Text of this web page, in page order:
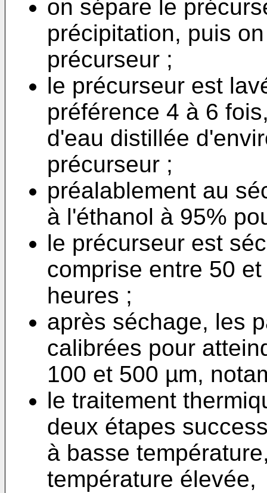
on sépare le
précipitation, puis
précurseur ;
le précurseur est
préférence 4 à 6
d'eau distillée
précurseur ;
préalablement au
à l'éthanol à 95%
le précurseur est
comprise entre 50
heures ;
après séchage, les
calibrées pour
100 et 500 µm,
le traitement
deux étapes
à basse
température élevée,